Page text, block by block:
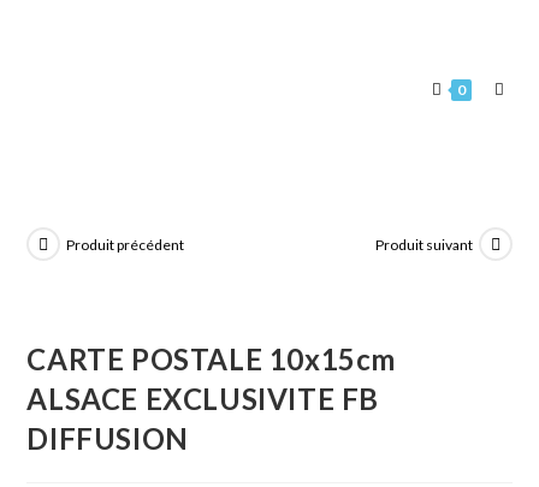
0
Produit précédent Produit suivant
CARTE POSTALE 10x15cm
ALSACE EXCLUSIVITE FB
DIFFUSION